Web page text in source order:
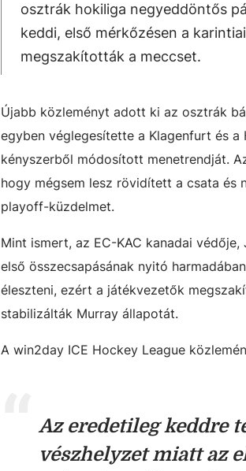
osztrák hokiliga negyeddöntős
keddi, első mérkőzésen a
megszakították a meccset.
Újabb közleményt adott ki az osztrák
egyben véglegesítette a Klagenfurt és a
kényszerből módosított menetrendját.
hogy mégsem lesz rövidített a csata és
playoff-küzdelmet.
Mint ismert, az EC-KAC kanadai
első összecsapásának nyitó
éleszteni, ezért a játékvezetők
stabilizálták Murray állapotát.
A win2day ICE Hockey League
Az eredetileg keddre
vészhelyzet miatt az